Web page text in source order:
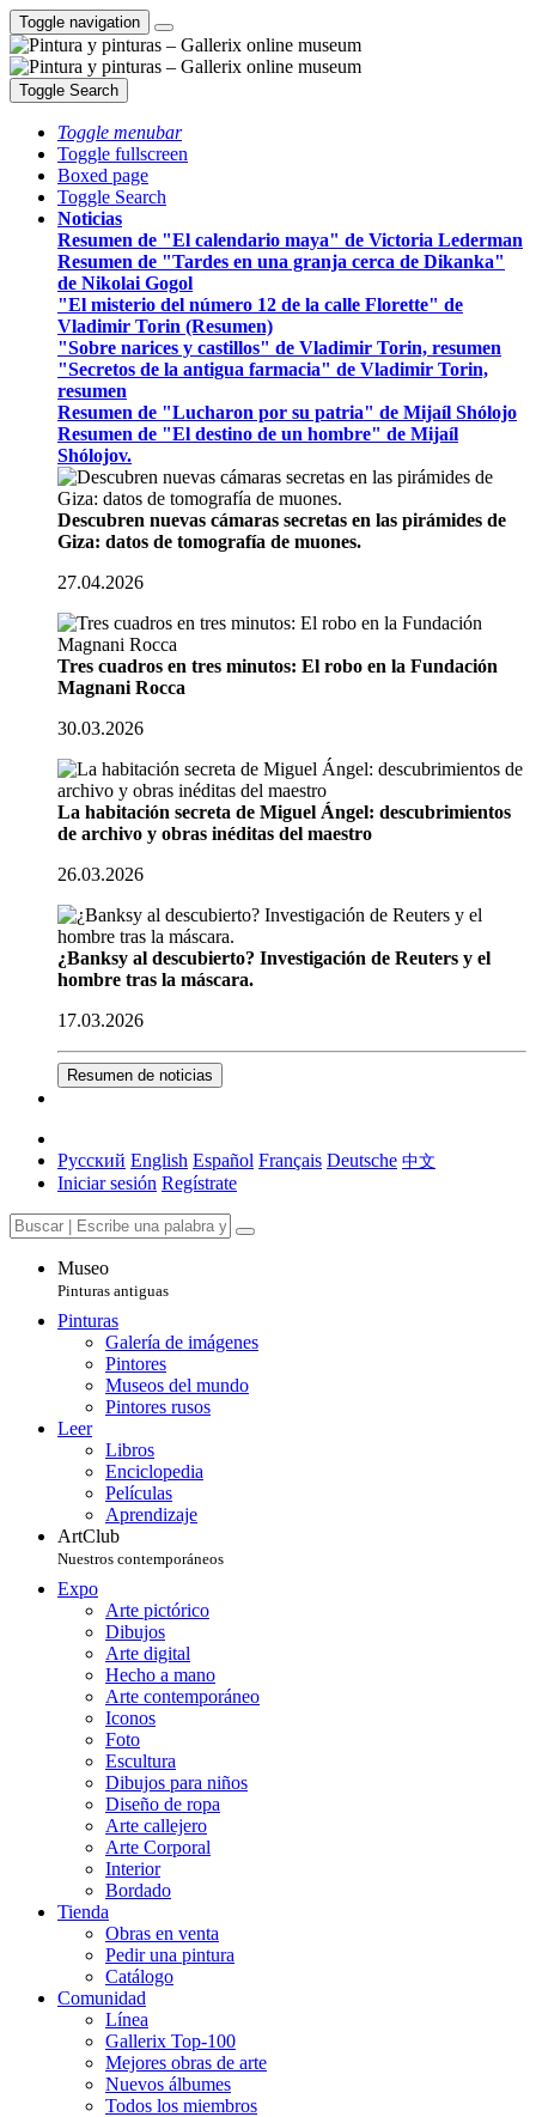
Toggle navigation
Toggle Search
Toggle menubar
Toggle fullscreen
Boxed page
Toggle Search
Noticias
Resumen de "El calendario maya" de Victoria Lederman
Resumen de "Tardes en una granja cerca de Dikanka"
de Nikolai Gogol
"El misterio del número 12 de la calle Florette" de
Vladimir Torin (Resumen)
"Sobre narices y castillos" de Vladimir Torin, resumen
"Secretos de la antigua farmacia" de Vladimir Torin,
resumen
Resumen de "Lucharon por su patria" de Mijaíl Shólojo
Resumen de "El destino de un hombre" de Mijaíl
Shólojov.
Descubren nuevas cámaras secretas en las pirámides de
Giza: datos de tomografía de muones.
27.04.2026
Tres cuadros en tres minutos: El robo en la Fundación
Magnani Rocca
30.03.2026
La habitación secreta de Miguel Ángel: descubrimientos
de archivo y obras inéditas del maestro
26.03.2026
¿Banksy al descubierto? Investigación de Reuters y el
hombre tras la máscara.
17.03.2026
Resumen de noticias
Русский English Español Français Deutsche 中文
Iniciar sesión Regístrate
Museo
Pinturas antiguas
Pinturas
Galería de imágenes
Pintores
Museos del mundo
Pintores rusos
Leer
Libros
Enciclopedia
Películas
Aprendizaje
ArtClub
Nuestros contemporáneos
Expo
Arte pictórico
Dibujos
Arte digital
Hecho a mano
Arte contemporáneo
Iconos
Foto
Escultura
Dibujos para niños
Diseño de ropa
Arte callejero
Arte Corporal
Interior
Bordado
Tienda
Obras en venta
Pedir una pintura
Catálogo
Comunidad
Línea
Gallerix Top-100
Mejores obras de arte
Nuevos álbumes
Todos los miembros